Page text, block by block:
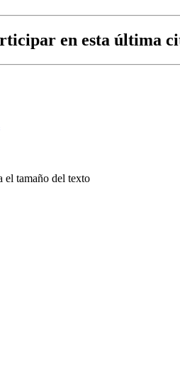
en esta última